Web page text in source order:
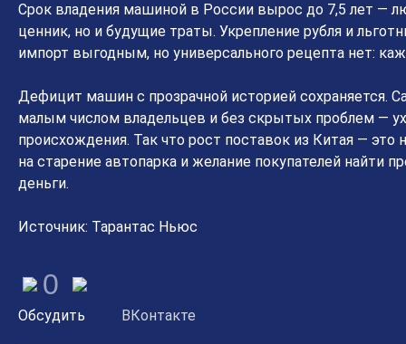
Срок владения машиной в России вырос до 7,5 лет —
ценник, но и будущие траты. Укрепление рубля и
импорт выгодным, но универсального рецепта нет:
Дефицит машин с прозрачной историей
малым числом владельцев и без скрытых проблем —
происхождения. Так что рост поставок из Китая —
на старение автопарка и желание покупателей найти
деньги.
Источник: Тарантас Ньюс
0
Обсудить ВКонтакте